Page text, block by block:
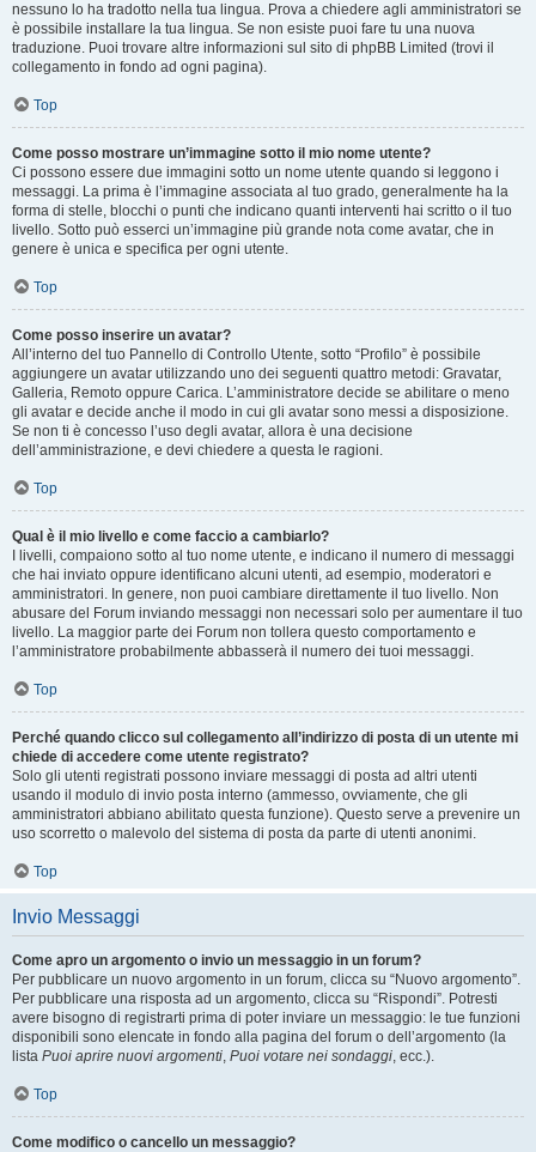
nessuno lo ha tradotto nella tua lingua. Prova a chiedere agli amministratori se
è possibile installare la tua lingua. Se non esiste puoi fare tu una nuova
traduzione. Puoi trovare altre informazioni sul sito di phpBB Limited (trovi il
collegamento in fondo ad ogni pagina).
Top
Come posso mostrare un’immagine sotto il mio nome utente?
Ci possono essere due immagini sotto un nome utente quando si leggono i
messaggi. La prima è l’immagine associata al tuo grado, generalmente ha la
forma di stelle, blocchi o punti che indicano quanti interventi hai scritto o il tuo
livello. Sotto può esserci un’immagine più grande nota come avatar, che in
genere è unica e specifica per ogni utente.
Top
Come posso inserire un avatar?
All’interno del tuo Pannello di Controllo Utente, sotto “Profilo” è possibile
aggiungere un avatar utilizzando uno dei seguenti quattro metodi: Gravatar,
Galleria, Remoto oppure Carica. L’amministratore decide se abilitare o meno
gli avatar e decide anche il modo in cui gli avatar sono messi a disposizione.
Se non ti è concesso l’uso degli avatar, allora è una decisione
dell’amministrazione, e devi chiedere a questa le ragioni.
Top
Qual è il mio livello e come faccio a cambiarlo?
I livelli, compaiono sotto al tuo nome utente, e indicano il numero di messaggi
che hai inviato oppure identificano alcuni utenti, ad esempio, moderatori e
amministratori. In genere, non puoi cambiare direttamente il tuo livello. Non
abusare del Forum inviando messaggi non necessari solo per aumentare il tuo
livello. La maggior parte dei Forum non tollera questo comportamento e
l’amministratore probabilmente abbasserà il numero dei tuoi messaggi.
Top
Perché quando clicco sul collegamento all’indirizzo di posta di un utente mi
chiede di accedere come utente registrato?
Solo gli utenti registrati possono inviare messaggi di posta ad altri utenti
usando il modulo di invio posta interno (ammesso, ovviamente, che gli
amministratori abbiano abilitato questa funzione). Questo serve a prevenire un
uso scorretto o malevolo del sistema di posta da parte di utenti anonimi.
Top
Invio Messaggi
Come apro un argomento o invio un messaggio in un forum?
Per pubblicare un nuovo argomento in un forum, clicca su “Nuovo argomento”.
Per pubblicare una risposta ad un argomento, clicca su “Rispondi”. Potresti
avere bisogno di registrarti prima di poter inviare un messaggio: le tue funzioni
disponibili sono elencate in fondo alla pagina del forum o dell’argomento (la
lista Puoi aprire nuovi argomenti, Puoi votare nei sondaggi, ecc.).
Top
Come modifico o cancello un messaggio?